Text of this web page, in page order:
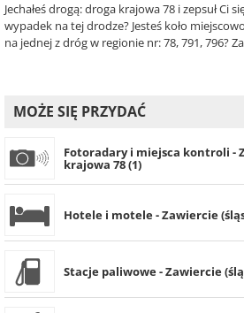
Jechałeś drogą: droga krajowa 78 i zepsuł Ci
wypadek na tej drodze? Jesteś koło
na jednej z dróg w regionie nr: 78, 791, 796?
MOŻE SIĘ PRZYDAĆ
Fotoradary i miejsca kontroli -
krajowa 78 (1)
Hotele i motele - Zawiercie
Stacje paliwowe - Zawiercie